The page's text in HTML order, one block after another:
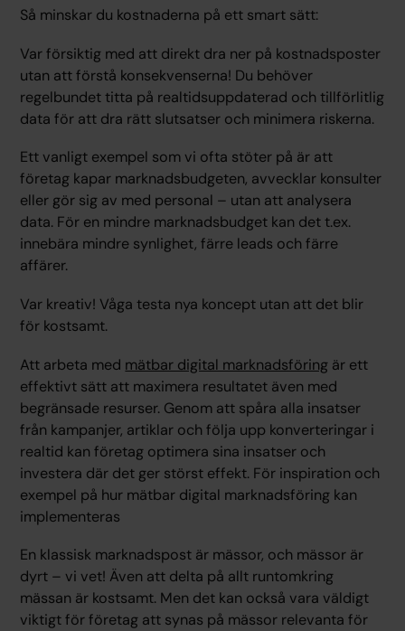
Så minskar du kostnaderna på ett smart sätt:
Var försiktig med att direkt dra ner på kostnadsposter
utan att förstå konsekvenserna! Du behöver
regelbundet titta på realtidsuppdaterad och tillförlitlig
data för att dra rätt slutsatser och minimera riskerna.
Ett vanligt exempel som vi ofta stöter på är att
företag kapar marknadsbudgeten, avvecklar konsulter
eller gör sig av med personal – utan att analysera
data. För en mindre marknadsbudget kan det t.ex.
innebära mindre synlighet, färre leads och färre
affärer.
Var kreativ! Våga testa nya koncept utan att det blir
för kostsamt.
Att arbeta med mätbar digital marknadsföring är ett
effektivt sätt att maximera resultatet även med
begränsade resurser. Genom att spåra alla insatser
från kampanjer, artiklar och följa upp konverteringar i
realtid kan företag optimera sina insatser och
investera där det ger störst effekt. För inspiration och
exempel på hur mätbar digital marknadsföring kan
implementeras
En klassisk marknadspost är mässor, och mässor är
dyrt – vi vet! Även att delta på allt runtomkring
mässan är kostsamt. Men det kan också vara väldigt
viktigt för företag att synas på mässor relevanta för